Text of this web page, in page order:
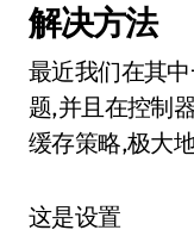
解决方法
最近我们在其
题,并且在控制
缓存策略,极大
这是设置